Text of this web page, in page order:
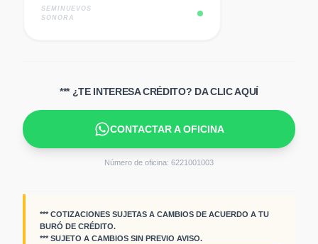
SEMINUEVOS
SONORA
*** ¿TE INTERESA CRÉDITO? DA CLIC AQUÍ
CONTACTAR A OFICINA
Número de oficina: 6221001003
*** COTIZACIONES SUJETAS A CAMBIOS DE ACUERDO A TU
BURÓ DE CRÉDITO.
*** SUJETO A CAMBIOS SIN PREVIO AVISO.